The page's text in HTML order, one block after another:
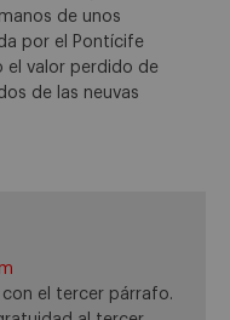
de unos
por el Pontícife
el valor perdido de
de las neuvas
el tercer párrafo.